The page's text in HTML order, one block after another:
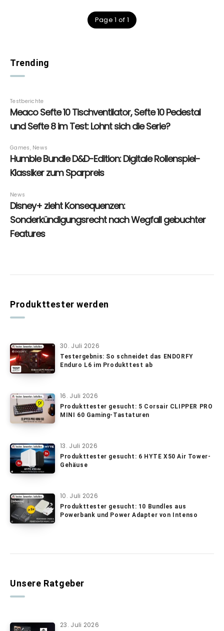
Page 1 of 1
Trending
Produkttester werden
30. Juli 2026
Testergebnis: So schneidet das ENDORFY
Enduro L6 im Produkttest ab
16. Juli 2026
Produkttester gesucht: 5 Corsair CLIPPER PRO
MINI 60 Gaming-Tastaturen
13. Juli 2026
Produkttester gesucht: 6 HYTE X50 Air Tower-
Gehäuse
10. Juli 2026
Produkttester gesucht: 10 Bundles aus
Powerbank und Power Adapter von Intenso
Unsere Ratgeber
23. Juli 2026